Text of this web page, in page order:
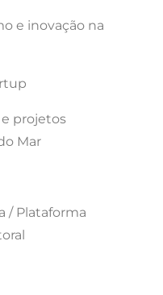
e inovação na
e projetos
Mar
/ Plataforma